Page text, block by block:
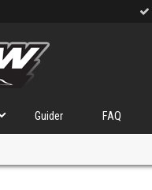
Guider FAQ